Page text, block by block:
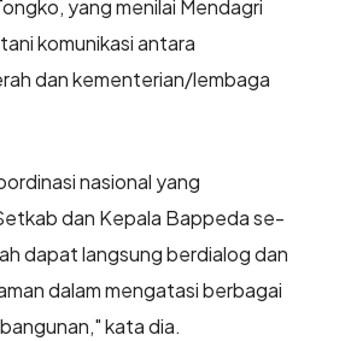
yang menilai Mendagri
komunikasi antara
dan kementerian/lembaga
nasional yang
dan Kepala Bappeda se-
dapat langsung berdialog dan
dalam mengatasi berbagai
kata dia.